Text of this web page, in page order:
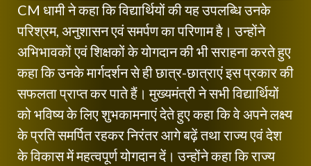
CM धामी ने कहा कि विद्यार्थियों की यह उपलब्धि उनके
परिश्रम, अनुशासन एवं समर्पण का परिणाम है। उन्होंने
अभिभावकों एवं शिक्षकों के योगदान की भी सराहना करते हुए
कहा कि उनके मार्गदर्शन से ही छात्र-छात्राएं इस प्रकार की
सफलता प्राप्त कर पाते हैं। मुख्यमंत्री ने सभी विद्यार्थियों
को भविष्य के लिए शुभकामनाएं देते हुए कहा कि वे अपने लक्ष्य
के प्रति समर्पित रहकर निरंतर आगे बढ़ें तथा राज्य एवं देश
के विकास में महत्वपूर्ण योगदान दें। उन्होंने कहा कि राज्य